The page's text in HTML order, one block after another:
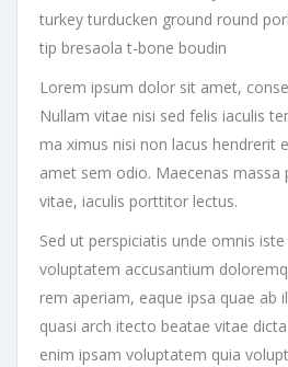
turkey turducken ground round
tip bresaola t-bone boudin
Lorem ipsum dolor sit amet,
Nullam vitae nisi sed felis iaculis
ma ximus nisi non lacus hendrerit
amet sem odio. Maecenas massa
vitae, iaculis porttitor lectus.
Sed ut perspiciatis unde omnis
voluptatem accusantium
rem aperiam, eaque ipsa quae ab
quasi arch itecto beatae vitae
enim ipsam voluptatem quia